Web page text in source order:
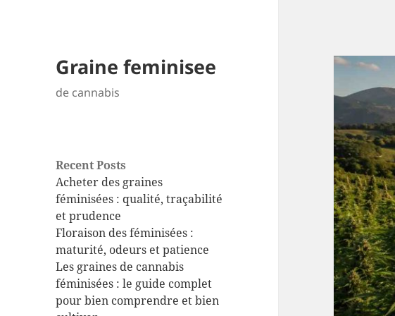
Graine feminisee
de cannabis
Recent Posts
Acheter des graines
féminisées : qualité, traçabilité
et prudence
Floraison des féminisées :
maturité, odeurs et patience
Les graines de cannabis
féminisées : le guide complet
pour bien comprendre et bien